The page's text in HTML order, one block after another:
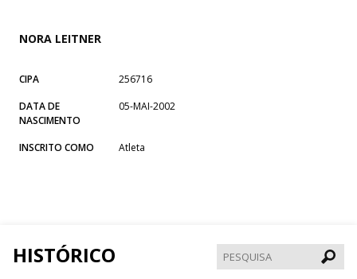
NORA LEITNER
CIPA
256716
DATA DE
NASCIMENTO
05-MAI-2002
INSCRITO COMO Atleta
HISTÓRICO